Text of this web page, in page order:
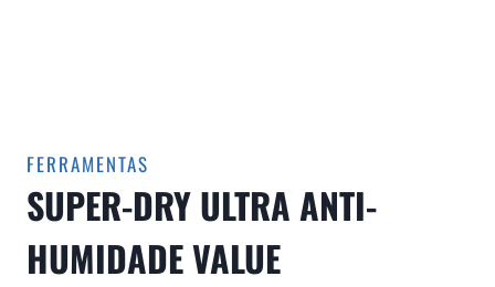
FERRAMENTAS
SUPER-DRY ULTRA ANTI-
HUMIDADE VALUE